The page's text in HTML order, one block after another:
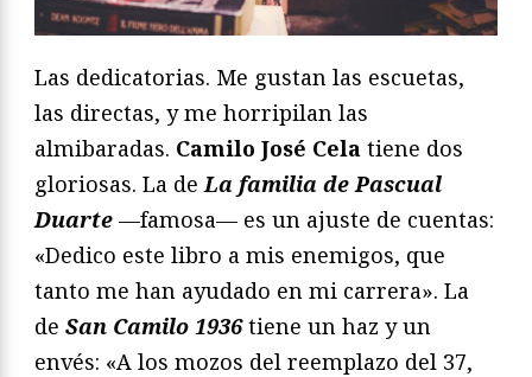
Las dedicatorias. Me gustan las escuetas,
las directas, y me horripilan las
almibaradas. Camilo José Cela tiene dos
gloriosas. La de La familia de Pascual
Duarte —famosa— es un ajuste de cuentas:
«Dedico este libro a mis enemigos, que
tanto me han ayudado en mi carrera». La
de San Camilo 1936tiene un haz y un
envés: «A los mozos del reemplazo del 37,